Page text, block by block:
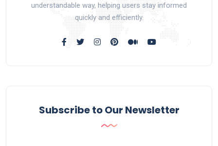
understandable way, helping users stay informed
quickly and efficiently.
Subscribe to Our Newsletter